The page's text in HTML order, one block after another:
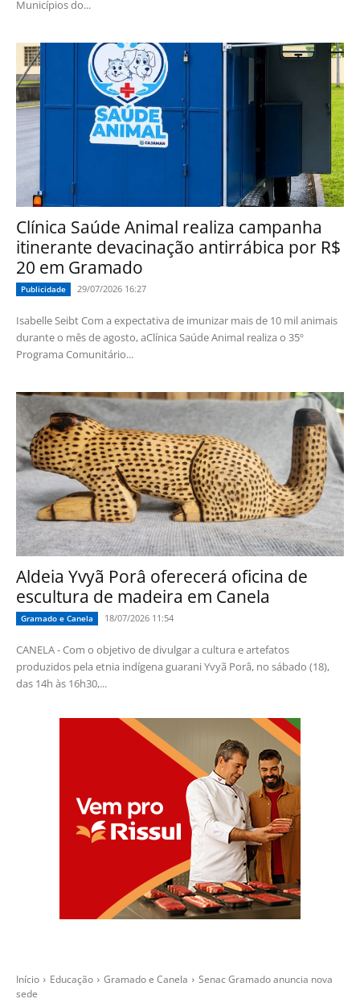
Municípios do...
Clínica Saúde Animal realiza campanha
itinerante devacinação antirrábica por R$
20 em Gramado
Publicidade 29/07/2026 16:27
Isabelle Seibt Com a expectativa de imunizar mais de 10 mil animais
durante o mês de agosto, aClínica Saúde Animal realiza o 35º
Programa Comunitário...
Aldeia Yvyã Porâ oferecerá oficina de
escultura de madeira em Canela
Gramado e Canela 18/07/2026 11:54
CANELA - Com o objetivo de divulgar a cultura e artefatos
produzidos pela etnia indígena guarani Yvyã Porâ, no sábado (18),
das 14h às 16h30,...